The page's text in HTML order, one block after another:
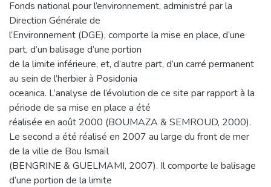
Fonds national pour l’environnement, administré par la
Direction Générale de
l’Environnement (DGE), comporte la mise en place, d’une
part, d’un balisage d’une portion
de la limite inférieure, et, d’autre part, d’un carré permanent
au sein de l’herbier à Posidonia
oceanica. L’analyse de l’évolution de ce site par rapport à la
période de sa mise en place a été
réalisée en août 2000 (BOUMAZA & SEMROUD, 2000).
Le second a été réalisé en 2007 au large du front de mer
de la ville de Bou Ismaïl
(BENGRINE & GUELMAMI, 2007). Il comporte le balisage
d’une portion de la limite